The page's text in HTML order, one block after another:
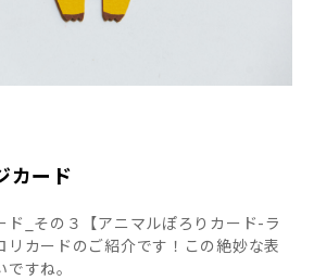
カード
ド_その３【アニマルぽろりカード-ラ
リカードのご紹介です！この絶妙な表
すね。